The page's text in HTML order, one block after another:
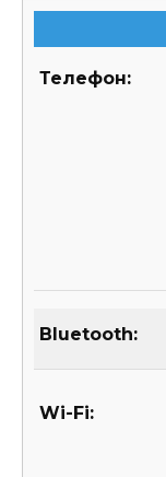
Телефон:
Bluetooth:
Wi-Fi: